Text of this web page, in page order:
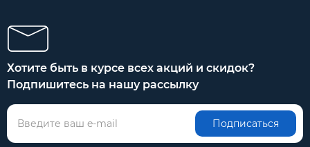
Хотите быть в курсе всех акций и скидок?
Подпишитесь на нашу рассылку
Подписаться